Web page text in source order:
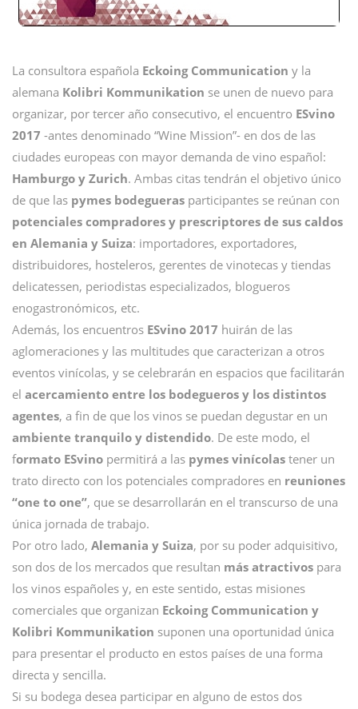
La consultora española Eckoing Communication y la
alemana Kolibri Kommunikation se unen de nuevo para
organizar, por tercer año consecutivo, el encuentro ESvino
2017 -antes denominado “Wine Mission”- en dos de las
ciudades europeas con mayor demanda de vino español:
Hamburgo y Zurich. Ambas citas tendrán el objetivo único
de que las pymes bodegueras participantes se reúnan con
potenciales compradores y prescriptores de sus caldos
en Alemania y Suiza: importadores, exportadores,
distribuidores, hosteleros, gerentes de vinotecas y tiendas
delicatessen, periodistas especializados, blogueros
enogastronómicos, etc.
Además, los encuentros ESvino 2017 huirán de las
aglomeraciones y las multitudes que caracterizan a otros
eventos vinícolas, y se celebrarán en espacios que facilitarán
el acercamiento entre los bodegueros y los distintos
agentes, a fin de que los vinos se puedan degustar en un
ambiente tranquilo y distendido. De este modo, el
formato ESvino permitirá a las pymes vinícolas tener un
trato directo con los potenciales compradores en reuniones
“one to one”, que se desarrollarán en el transcurso de una
única jornada de trabajo.
Por otro lado, Alemania y Suiza, por su poder adquisitivo,
son dos de los mercados que resultan más atractivos para
los vinos españoles y, en este sentido, estas misiones
comerciales que organizan Eckoing Communication y
Kolibri Kommunikation suponen una oportunidad única
para presentar el producto en estos países de una forma
directa y sencilla.
Si su bodega desea participar en alguno de estos dos